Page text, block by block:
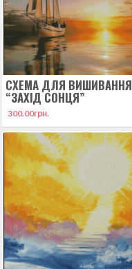
СХЕМА ДЛЯ ВИШИВАННЯ
“ЗАХІД СОНЦЯ”
300.00грн.